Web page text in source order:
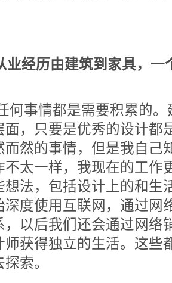
业经历由建筑到家具，一
何事情都是需要积累的
面，只要是优秀的设计都
而然的事情，但是我自己
不太一样，我现在的工作
想法，包括设计上的和生
深度使用互联网，通过网
，以后我们还会通过网络
师获得独立的生活。这些
索。